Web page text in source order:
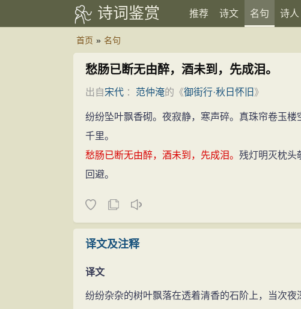
诗词鉴赏 推荐 诗文 名句 诗人
首页 » 名句
愁肠已断无由醉，酒未到，先成泪。
出自宋代 ： 范仲淹的《御街行·秋日怀旧 》
纷纷坠叶飘香砌。夜寂静，寒声碎。真珠帘卷玉
千里。
愁肠已断无由醉，酒未到，先成泪。 残灯明灭枕头
回避。
译文及注释
译文
纷纷杂杂的树叶飘落在透着清香的石阶上，当次